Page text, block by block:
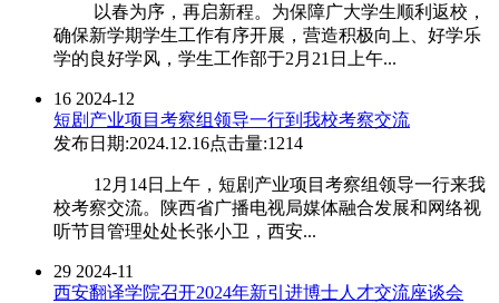
以春为序，再启新程。为保障广大学生顺利返校，
确保新学期学生工作有序开展，营造积极向上、好学乐
学的良好学风，学生工作部于2月21日上午...
16 2024-12
短剧产业项目考察组领导一行到我校考察交流
发布日期:2024.12.16点击量:1214
12月14日上午，短剧产业项目考察组领导一行来我
校考察交流。陕西省广播电视局媒体融合发展和网络视
听节目管理处处长张小卫，西安...
29 2024-11
西安翻译学院召开2024年新引进博士人才交流座谈会